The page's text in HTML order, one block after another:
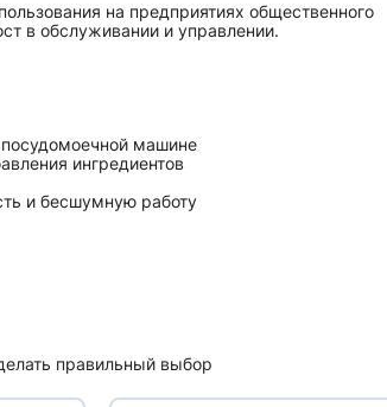
на предприятиях общественного
в обслуживании и управлении.
машине
ингредиентов
и бесшумную работу
правильный выбор